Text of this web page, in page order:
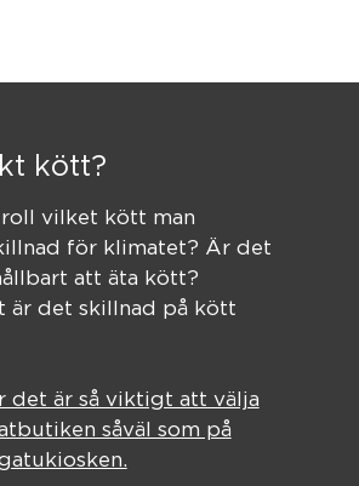
kött?
vilket kött man
för klimatet? Är det
att äta kött?
är det skillnad på kött
det är så viktigt att välja
såväl som på